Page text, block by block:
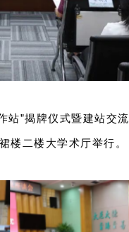
站”揭牌仪式暨建站交
楼二楼大学术厅举行。